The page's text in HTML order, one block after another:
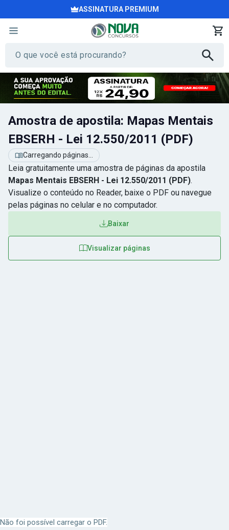
ASSINATURA PREMIUM
Amostra de apostila: Mapas Mentais
EBSERH - Lei 12.550/2011 (PDF)
Carregando páginas...
Leia gratuitamente uma amostra de páginas da apostila
Mapas Mentais EBSERH - Lei 12.550/2011 (PDF).
Visualize o conteúdo no Reader, baixe o PDF ou navegue
pelas páginas no celular e no computador.
Baixar
Visualizar páginas
Não foi possível carregar o PDF.